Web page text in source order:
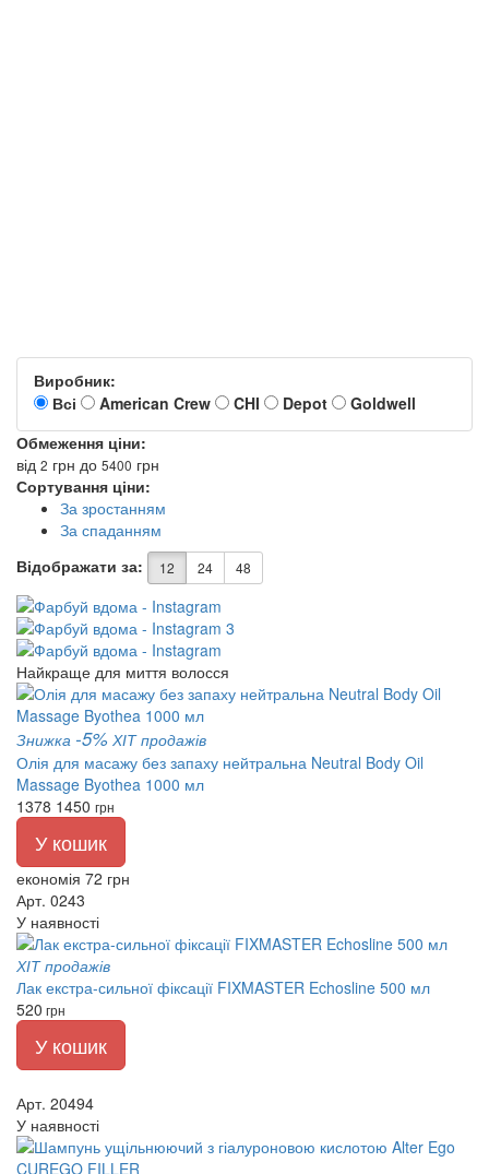
Виробник:
Всі
American Crew CHI Depot
Goldwell
Обмеження ціни:
від 2 грн до 5400 грн
Сортування ціни:
За зростанням
За спаданням
Відображати за:
12 24 48
Найкраще для миття волосся
Знижка -5% ХІТ продажів
Олія для масажу без запаху нейтральна Neutral Body Oil
Massage Byothea 1000 мл
1378 1450 грн
У кошик
економія 72 грн
Арт. 0243
У наявності
ХІТ продажів
Лак екстра-сильної фіксації FIXMASTER Echosline 500 мл
520 грн
У кошик
Арт. 20494
У наявності